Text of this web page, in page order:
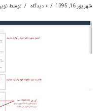
شهریور 16, 1395 / ۰ دیدگاه / توسط